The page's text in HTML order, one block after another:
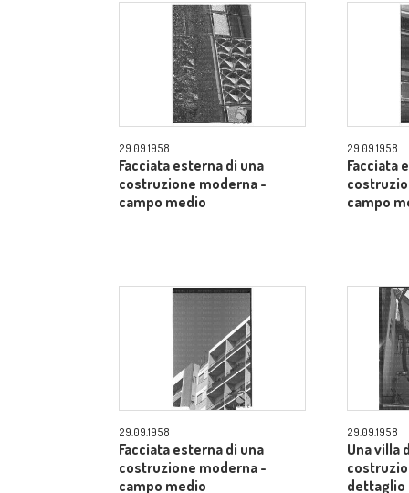
29.09.1958
Facciata esterna di una
costruzione moderna -
campo medio
29.09.1958
Facciata
campo
29.09.1958
Facciata esterna di una
costruzione moderna -
campo medio
29.09.1958
Una villa
dettaglio